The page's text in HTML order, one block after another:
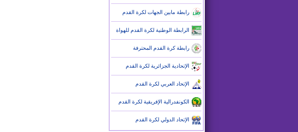
رابطة مابين الجهات لكرة القدم
الرابطة الوطنية لكرة القدم للهواة
رابطة كرة القدم المحترفة
الإتحادية الجزائرية لكرة القدم
الإتحاد العربي لكرة القدم
الكونفدرالية الإفريقية لكرة القدم
الإتحاد الدولي لكرة القدم